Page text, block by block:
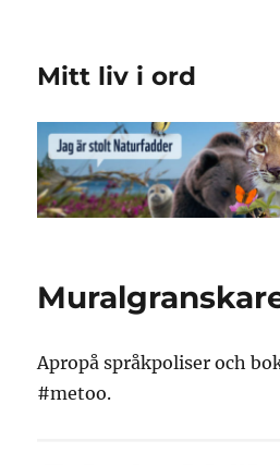
Mitt liv i ord
Apropå språkpoliser och
#metoo.